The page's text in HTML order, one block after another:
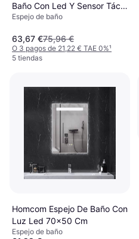
Baño Con Led Y Sensor Táctil
80 x 60 cm
Espejo de baño
63,67 €75,96 €
O 3 pagos de 21,22 € TAE 0%¹
5 tiendas
Homcom Espejo De Baño Con
Luz Led 70x50 Cm
Espejo de baño